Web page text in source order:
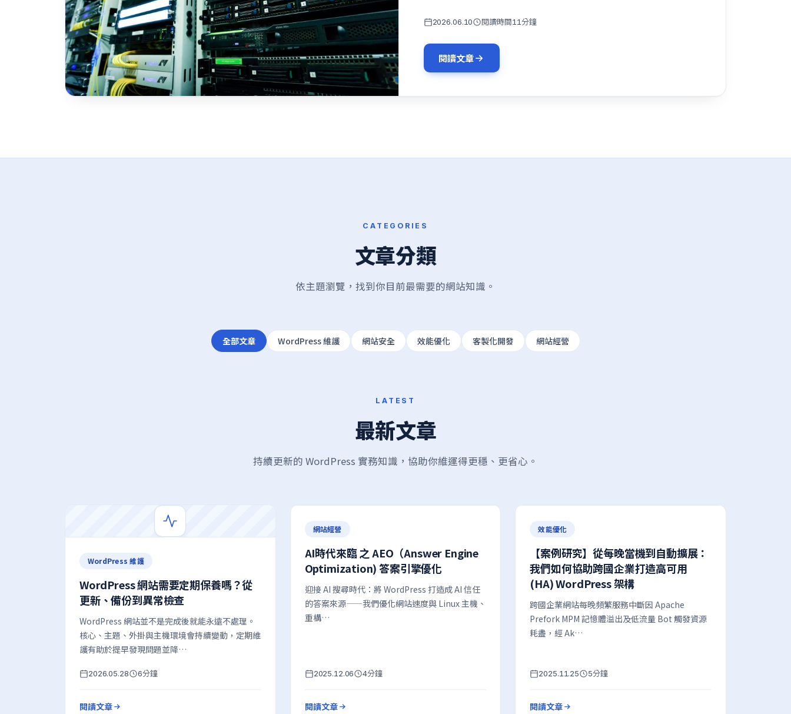
2026.06.10 閱讀時間11分鐘
閱讀文章
CATEGORIES
文章分類
依主題瀏覽，找到你目前最需要的網站知識。
全部文章 WordPress 維護 網站安全 效能優化 客製化開發 網站經營
LATEST
最新文章
持續更新的 WordPress 實務知識，協助你維運得更穩、更省心。
WordPress 維護
WordPress 網站需要定期保養嗎？從
更新、備份到異常檢查
WordPress 網站並不是完成後就能永遠不處理。
核心、主題、外掛與主機環境會持續變動，定期維
護有助於提早發現問題並降…
2026.05.28 6分鐘
閱讀文章
網站經營
AI時代來臨 之 AEO（Answer Engine
Optimization) 答案引擎優化
迎接 AI 搜尋時代：將 WordPress 打造成 AI 信任
的答案來源——我們優化網站速度與 Linux 主機、
重構…
2025.12.06 4分鐘
閱讀文章
效能優化
【案例研究】從每晚當機到自動擴展：
我們如何協助跨國企業打造高可用
(HA) WordPress 架構
跨國企業網站每晚頻繁服務中斷因 Apache
Prefork MPM 記憶體溢出及低流量 Bot 觸發資源
耗盡，經 Ak…
2025.11.25 5分鐘
閱讀文章